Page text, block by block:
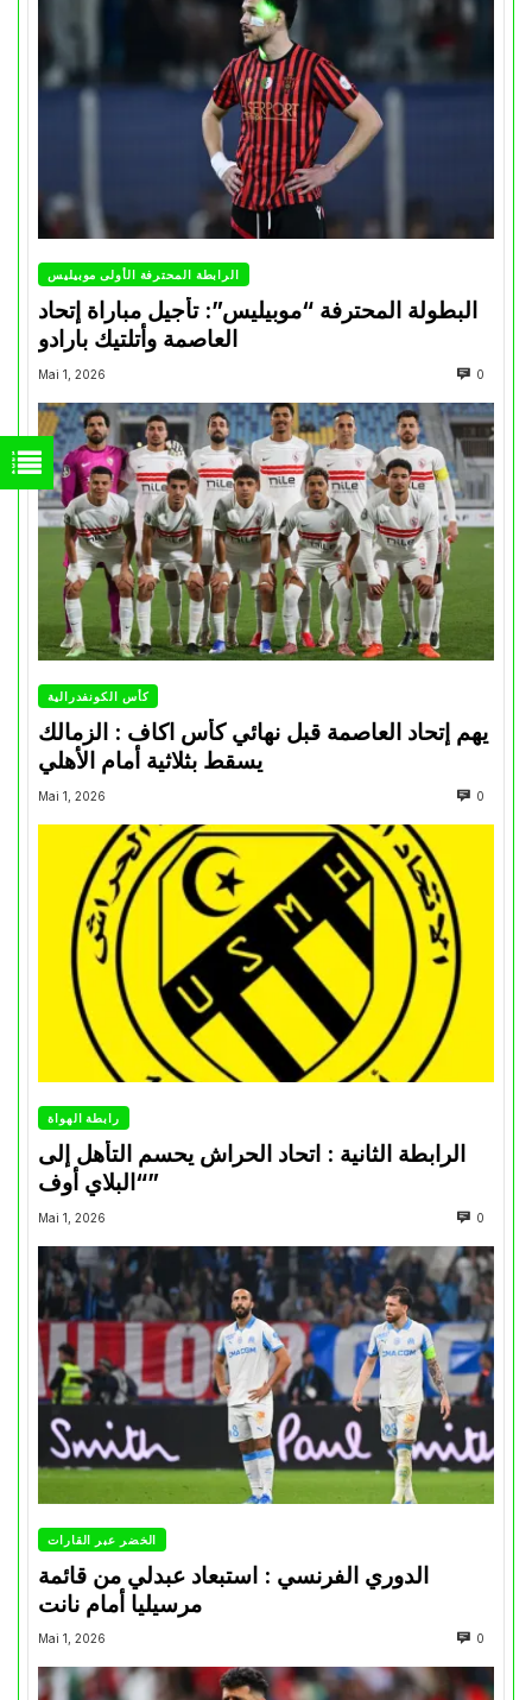
الرابطة المحترفة الأولى موبيليس
البطولة المحترفة “موبيليس”: تأجيل مباراة إتحاد
العاصمة وأتلتيك بارادو
Mai 1, 2026 0
كأس الكونفدرالية
يهم إتحاد العاصمة قبل نهائي كأس اكاف : الزمالك
Mai 1, 2026 0
رابطة الهواة
الرابطة الثانية : اتحاد الحراش يحسم التأهل إلى
“البلاي أوف”
Mai 1, 2026 0
الخضر عبر القارات
الدوري الفرنسي : استبعاد عبدلي من قائمة
مرسيليا أمام نانت
Mai 1, 2026 0